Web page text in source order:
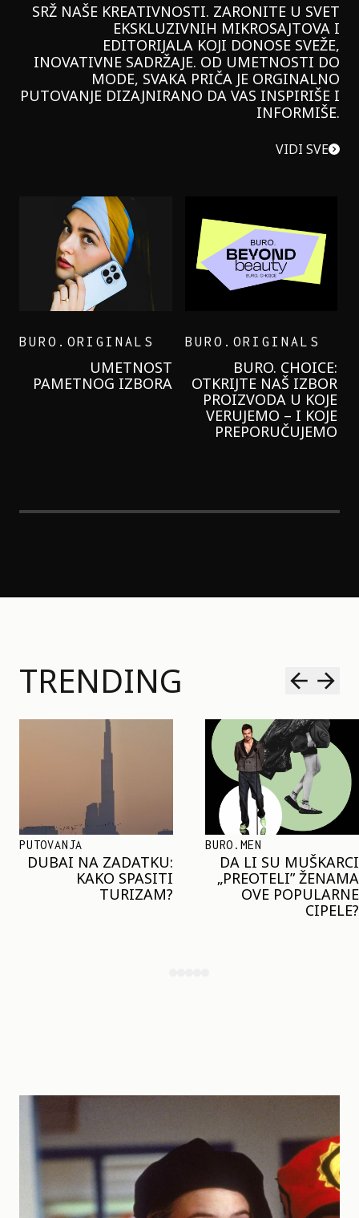
SRŽ NAŠE KREATIVNOSTI. ZARONITE U SVET
EKSKLUZIVNIH MIKROSAJTOVA I
EDITORIJALA KOJI DONOSE SVEŽE,
INOVATIVNE SADRŽAJE. OD UMETNOSTI DO
MODE, SVAKA PRIČA JE ORGINALNO
PUTOVANJE DIZAJNIRANO DA VAS INSPIRIŠE I
INFORMIŠE.
VIDI SVE
GARNIER KREMU I
NIKADA NIŠTA
LAGANIJE NISAM
KORISTILA
TRENDING
BURO.MEN
DA LI SU MUŠKARCI
„PREOTELI” ŽENAMA
OVE POPULARNE
TRENDOVI
KLJUČNI TREND LETA:
MARGO ROBI I HEJLI
BIBER NOSE ISTI
MODNI DETALJ